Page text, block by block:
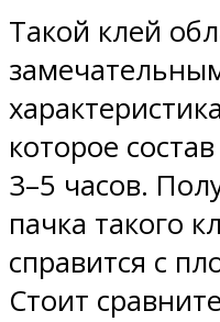
Такой клей
которое
3–5 часов.
пачка такого
справится с
Стоит